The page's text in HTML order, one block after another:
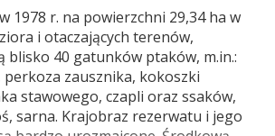
1978 r. na powierzchni 29,34 ha w
i otaczających terenów,
blisko 40 gatunków ptaków, m.in.:
perkoza zausznika, kokoszki
stawowego, czapli oraz ssaków,
sarna. Krajobraz rezerwatu i jego